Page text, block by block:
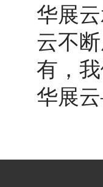
华展
云不
有，
华展云